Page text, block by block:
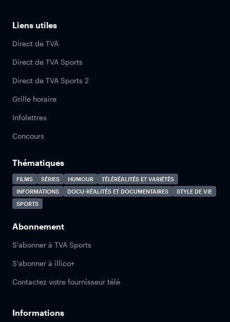
Liens utiles
Direct de TVA
Direct de TVA Sports
Direct de TVA Sports 2
Grille horaire
Infolettres
Concours
Thématiques
FILMS SÉRIES HUMOUR
TÉLÉRÉALITÉS ET VARIÉTÉS
INFORMATIONS
DOCU-RÉALITÉS ET DOCUMENTAIRES
STYLE DE VIE
SPORTS
Abonnement
S'abonner à TVA Sports
S'abonner à illico+
Contactez votre fournisseur télé
Informations